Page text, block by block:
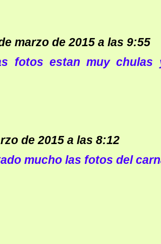
marzo de 2015 a las 9:55
fotos estan muy chulas
de 2015 a las 8:12
mucho las fotos del